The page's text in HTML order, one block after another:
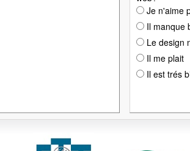
Je n'aime
Il manque
Le design
Il me plait
Il est trés